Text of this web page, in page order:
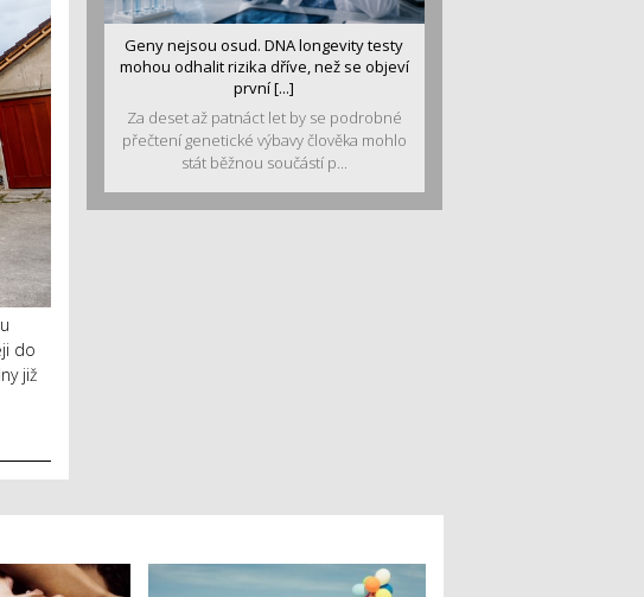
do
již
Geny nejsou osud. DNA longevity testy
mohou odhalit rizika dříve, než se objeví
první [...]
Za deset až patnáct let by se podrobné
přečtení genetické výbavy člověka mohlo
stát běžnou součástí p...